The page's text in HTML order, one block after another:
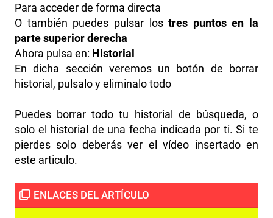
Para acceder de forma directa
O también puedes pulsar lostres puntos en la
parte superior derecha
Ahora pulsa en: Historial
En dicha sección veremos un botón de borrar
historial, pulsalo y eliminalo todo
Puedes borrar todo tu historial de búsqueda, o
solo el historial de una fecha indicada por ti. Si te
pierdes solo deberás ver el vídeo insertado en
este articulo.